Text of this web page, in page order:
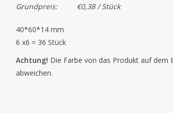
Grundpreis:
€0,38 / Stück
40*60*14 mm
6 x6 = 36 Stück
Achtung! Die Farbe von das Produkt auf dem
abweichen.